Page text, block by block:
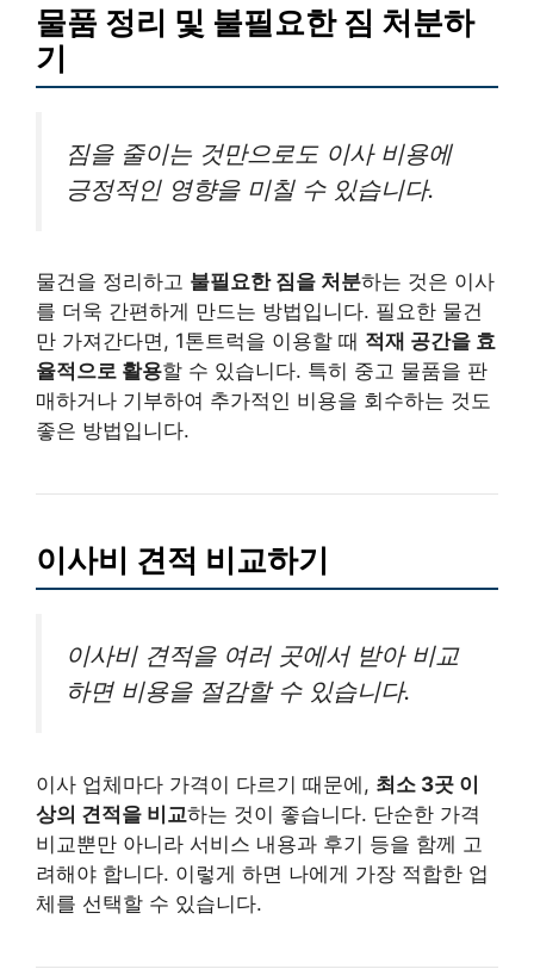
물품 정리 및 불필요한 짐 처분하
기
짐을 줄이는 것만으로도 이사 비용에
긍정적인 영향을 미칠 수 있습니다.
물건을 정리하고 불필요한 짐을 처분하는 것은 이사
를 더욱 간편하게 만드는 방법입니다. 필요한 물건
만 가져간다면, 1톤트럭을 이용할 때 적재 공간을 효
율적으로 활용할 수 있습니다. 특히 중고 물품을 판
매하거나 기부하여 추가적인 비용을 회수하는 것도
좋은 방법입니다.
이사비 견적 비교하기
이사비 견적을 여러 곳에서 받아 비교
하면 비용을 절감할 수 있습니다.
이사 업체마다 가격이 다르기 때문에, 최소 3곳 이
상의 견적을 비교하는 것이 좋습니다. 단순한 가격
비교뿐만 아니라 서비스 내용과 후기 등을 함께 고
려해야 합니다. 이렇게 하면 나에게 가장 적합한 업
체를 선택할 수 있습니다.